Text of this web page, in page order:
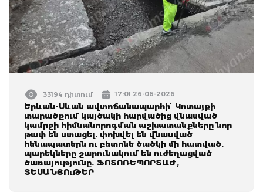
33194 դիտում 17:01 26-06-2026
Երևան-Սևան ավտոճանապարհի՝ Կոտայքի
տարածքում կայծակի հարվածից վնասված
կամրջի հիմնանորոգման աշխատանքները նոր
թափ են ստացել. փոխվել են վնասված
հենապատերն ու բետոնե ծածկի մի հատված.
պարեկները շարունակում են ուժեղացված
ծառայությունը. ՖՈՏՈՌԵՊՈՐՏԱԺ,
ՏԵՍԱՆՅՈւԹԵՐ